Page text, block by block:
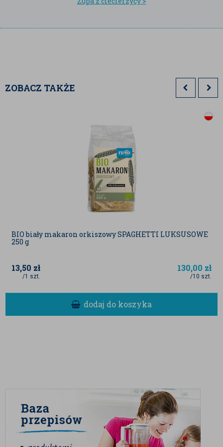
Pochodzi z Azji i w tych rejonach cieszy się ogromną
również sezam, gorczyca, soja, migdały, orzechy,
Zdjęcia produktu są zdjęciami poglądowymi i mogą się
różnić od aktualnej partii.
Firma stara się aktualizować na bieżąco wszystkie
informacje zawarte na naszym sklepie
www.badapak.pl, jednak dane zawarte w opisie
produktu mogą różnić się nieco, w zależności od
Podane wartości zostały nam dostarczone od
literaturowymi.
ZOBACZ TAKŻE
BIO biały makaron orkiszowy SPAGHETTI LUKSUSOWE
250 g
13,50 zł
/1 szt.
130,00 zł
/10 szt.
dodaj do koszyka